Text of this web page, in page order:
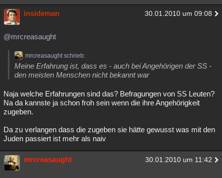
insideman 30.01.2010 um 09:08
@mrcreasaught
mrcreasaught schrieb:
Meine Erfahrung ist, dass es - auch bei Angehörigen der SS -
den meisten Menschen nicht bekannt war
Naja welche Erfahrungen sind das? Befragungen von SS Leuten?
Na da kannste ja schon froh sein wenn die ihre Angehörigkeit
zugeben.
Da zu verlangen dass die zugeben sie hätte gewusst was mit den
Juden passiert ist mehr als naiv
mrcreasaught 30.01.2010 um 11:42